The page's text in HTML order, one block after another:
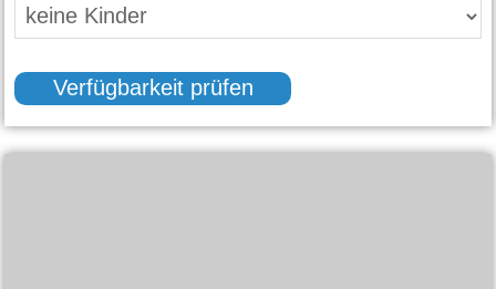
Verfügbarkeit prüfen